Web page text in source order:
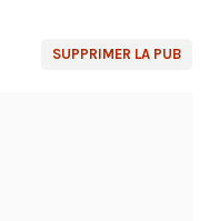
SUPPRIMER LA PUB